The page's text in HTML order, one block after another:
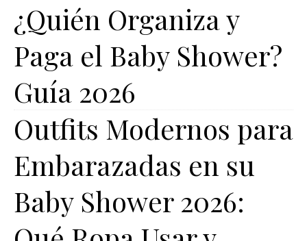
¿Quién Organiza y
Paga el Baby Shower?
Guía 2026
Outfits Modernos para
Embarazadas en su
Baby Shower 2026: